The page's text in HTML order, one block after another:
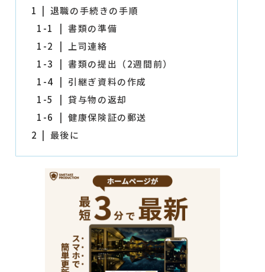
1
退職の手続きの手順
1-1
書類の準備
1-2
上司連絡
1-3
書類の提出（2週間前）
1-4
引継ぎ資料の作成
1-5
貸与物の返却
1-6
健康保険証の郵送
2
最後に